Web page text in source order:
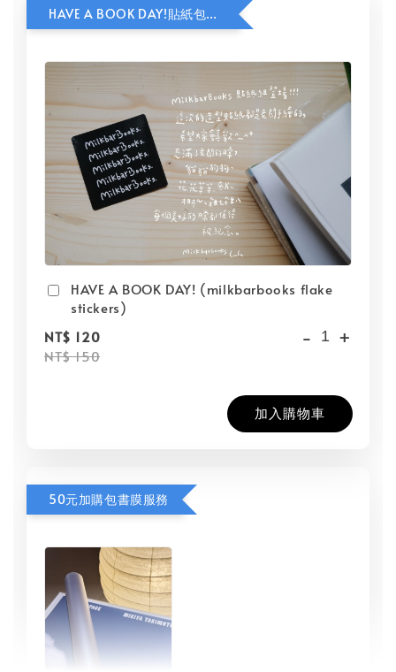
HAVE A BOOK DAY!貼紙包加價購
HAVE A BOOK DAY! (milkbarbooks flake
stickers)
NT$ 120
NT$ 150
- +
加入購物車
50元加購包書膜服務